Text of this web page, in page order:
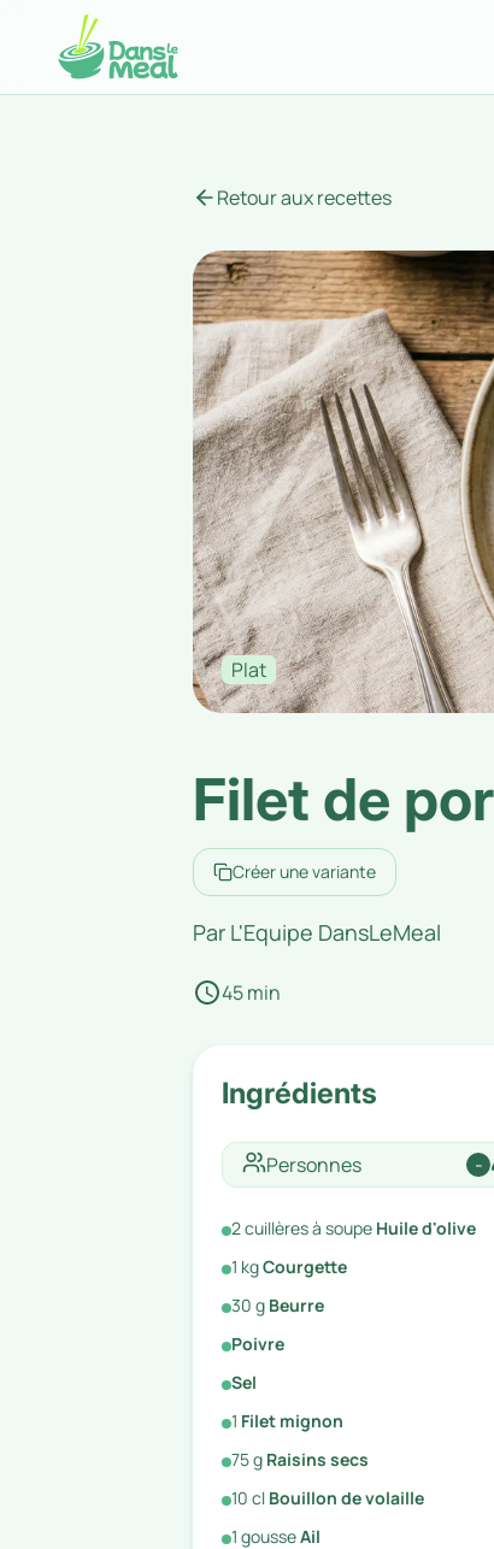
Retour aux recettes
Plat
Filet de
Créer une variante
Par L'Equipe DansLeMeal
45 min
Ingrédients
Personnes -
2cuillères à soupe Huile d'olive
1 kgCourgette
30 g Beurre
Poivre
Sel
1 Filet mignon
75g Raisins secs
10 cl Bouillon de volaille
1 gousseAil